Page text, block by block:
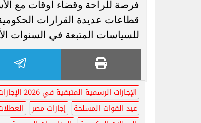
فرصة للراحة وقضاء أوقات مع
قطاعات عديدة القرارات
للسياسات المتبعة في السنوات
الإجازات الرسمية المتبقية في 2026 الإجازات الرسمية
عيد القوات المسلحة
إجازات مصر